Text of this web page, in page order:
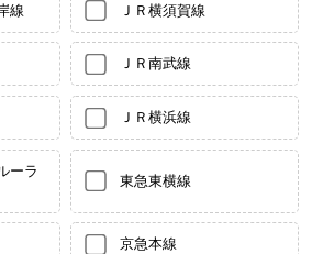
線 ＪＲ横須賀線
ＪＲ南武線
ＪＲ横浜線
ーラ
東急東横線
京急本線